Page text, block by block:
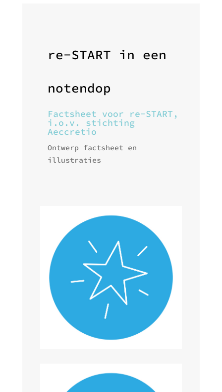
re-START in een
notendop
Factsheet voor re-START,
i.o.v. stichting
Aeccretio
Ontwerp factsheet en
illustraties